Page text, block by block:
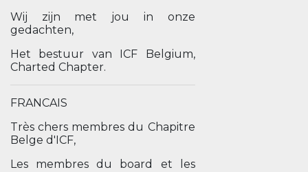
Wij zijn met jou in onze
gedachten,
Het bestuur van ICF Belgium,
Charted Chapter.
FRANCAIS
Très chers membres du Chapitre
Belge d'ICF,
Les membres du board et les